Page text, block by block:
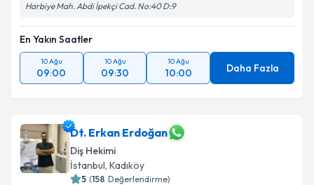
Harbiye Mah. Abdi İpekçi Cad. No:40 D:9
En Yakın Saatler
10 Ağu
09:00
10 Ağu
09:30
10 Ağu
10:00 Daha Fazla
Dt. Erkan Erdoğan
Diş Hekimi
İstanbul, Kadıköy
5 (158 Değerlendirme)